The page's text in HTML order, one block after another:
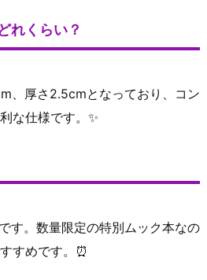
れくらい？
、厚さ2.5cmとなっており、コン
な仕様です。✨
です。数量限定の特別ムック本なの
すめです。⏰